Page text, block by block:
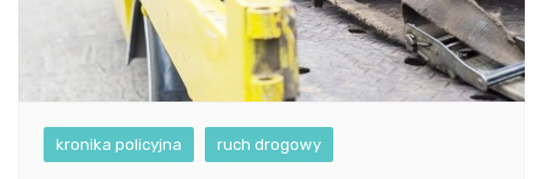
kronika policyjna ruch drogowy